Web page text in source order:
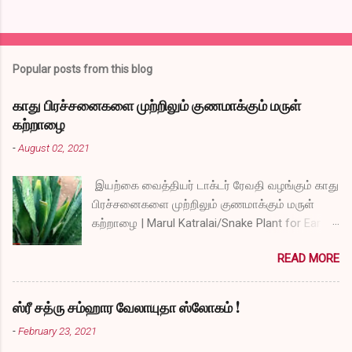
Popular posts from this blog
காது பிரச்சனைகளை முற்றிலும் குணமாக்கும் மருள்
கற்றாழை
-August 02, 2021
இயற்கை வைத்தியர் டாக்டர் ரேவதி வழங்கும் காது
பிரச்சனைகளை முற்றிலும் குணமாக்கும் மருள்
கற்றாழை | Marul Katralai/Snake Plant for Ear
READ MORE
ஸ்ரீ சத்ரு சம்ஹார வேலாயுதா ஸ்லோகம் !
-February 23, 2021